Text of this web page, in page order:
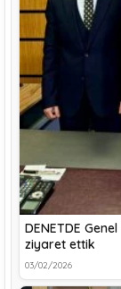
DENETDE
ziyaret ettik
03/02/2026